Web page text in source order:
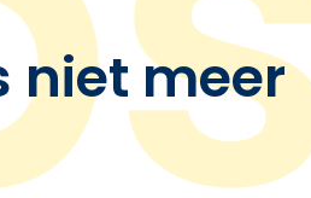
niet meer